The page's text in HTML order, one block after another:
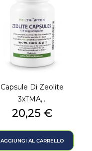
Capsule Di Zeolite
3xTMA,...
Prezzo
20,25 €
AGGIUNGI AL CARRELLO